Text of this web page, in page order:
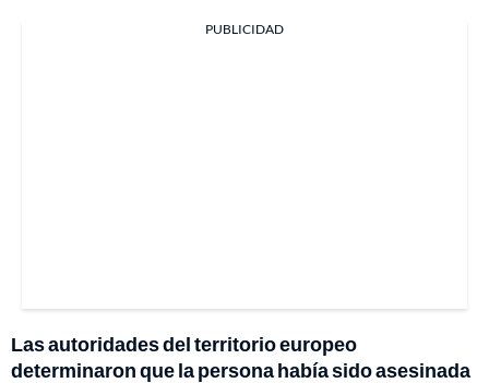
PUBLICIDAD
Las autoridades del territorio europeo
determinaron que la persona había sido asesinada